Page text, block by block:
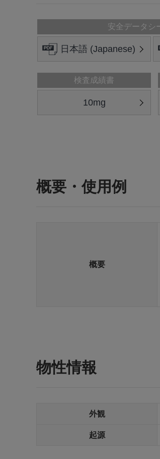
安全データシ
日本語 (Japanese)
検査成績書
10mg
概要・使用例
概要
物性情報
外観
起源